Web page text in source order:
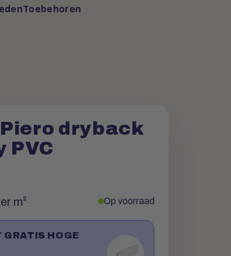
Toebehoren
dryback
PVC
m² Op voorraad
HOGE